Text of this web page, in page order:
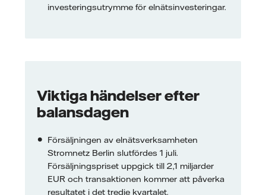
investeringsutrymme för elnätsinvesteringar.
Viktiga händelser efter
balansdagen
Försäljningen av elnätsverksamheten
Stromnetz Berlin slutfördes 1 juli.
Försäljningspriset uppgick till 2,1 miljarder
EUR och transaktionen kommer att påverka
resultatet i det tredje kvartalet.